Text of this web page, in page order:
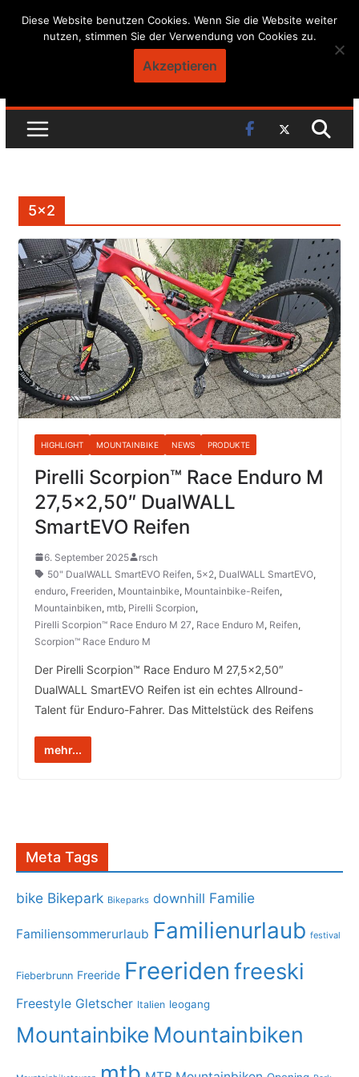
Skip
5×2
HIGHLIGHT MOUNTAINBIKE NEWS PRODUKTE
Pirelli Scorpion™ Race Enduro M
27,5×2,50″ DualWALL
SmartEVO Reifen
6. September 2025
rsch
50" DualWALL SmartEVO Reifen, 5x2, DualWALL SmartEVO,
enduro, Freeriden, Mountainbike, Mountainbike-Reifen,
Mountainbiken, mtb, Pirelli Scorpion,
Pirelli Scorpion™ Race Enduro M 27, Race Enduro M, Reifen,
Scorpion™ Race Enduro M
Der Pirelli Scorpion™ Race Enduro M 27,5×2,50″
DualWALL SmartEVO Reifen ist ein echtes Allround-
Talent für Enduro-Fahrer. Das Mittelstück des Reifens
mehr...
Meta Tags
bike Bikepark Bikeparks downhill Familie
Familiensommerurlaub Familienurlaub festival
Fieberbrunn Freeride Freeriden freeski
Freestyle Gletscher Italien leogang
Mountainbike Mountainbiken
Diese Website benutzen Cookies. Wenn Sie die Website weiter
nutzen, stimmen Sie der Verwendung von Cookies zu.
Akzeptieren